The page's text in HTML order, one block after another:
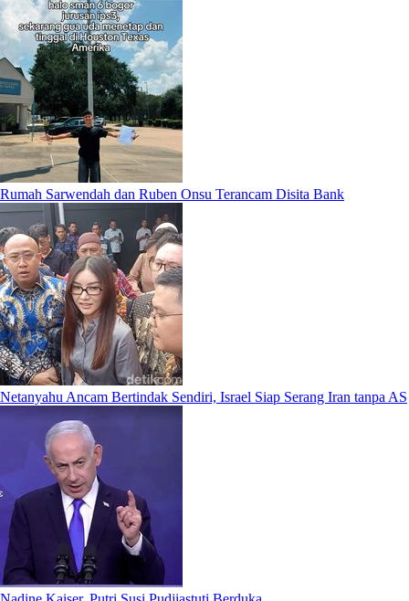
Rumah Sarwendah dan Ruben Onsu Terancam Disita Bank
Netanyahu Ancam Bertindak Sendiri, Israel Siap Serang Iran tanpa AS